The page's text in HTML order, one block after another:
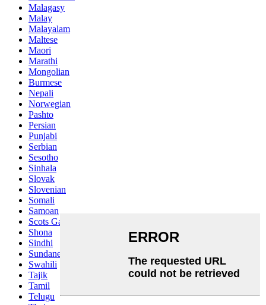
Malagasy
Malay
Malayalam
Maltese
Maori
Marathi
Mongolian
Burmese
Nepali
Norwegian
Pashto
Persian
Punjabi
Serbian
Sesotho
Sinhala
Slovak
Slovenian
Somali
Samoan
Scots Gaelic
Shona
Sindhi
Sundanese
Swahili
Tajik
Tamil
Telugu